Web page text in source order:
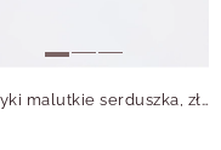
Kolczyki malutkie serduszka, złoty S205973Z00